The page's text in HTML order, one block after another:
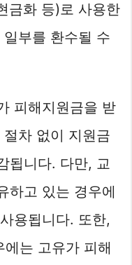
금화 등)로 사용한
부를 환수될 수
피해지원금을 받
차 없이 지원금
됩니다. 다만, 교
하고 있는 경우에
용됩니다. 또한,
는 고유가 피해